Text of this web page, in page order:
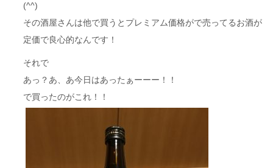
(^^)
その酒屋さんは他で買うとプレミアム価格がで売ってるお酒が
定価で良心的なんです！
それで
あっ？あ、あ今日はあったぁーーー！！
で買ったのがこれ！！